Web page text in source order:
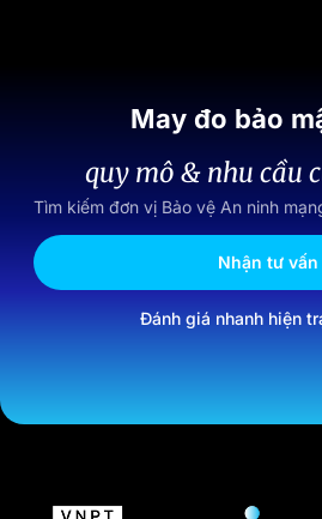
May đo bảo
quy mô & nhu cầu
Tìm kiếm đơn vị Bảo vệ An ninh
Nhận tư vấn
Đánh giá nhanh hiện